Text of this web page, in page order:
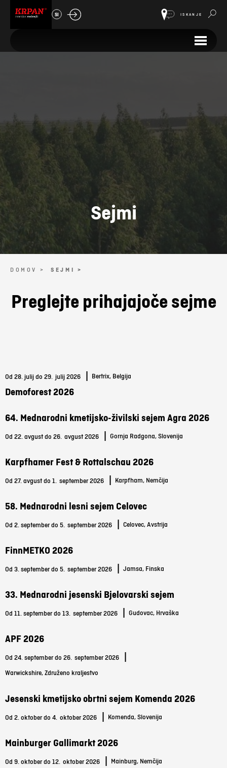
SI ISKANJE
Sejmi
DOMOV > SEJMI >
Preglejte prihajajoče sejme
Od 28. julij do 29. julij 2026 Bertrix, Belgija
Demoforest 2026
64. Mednarodni kmetijsko-živilski sejem Agra 2026
Od 22. avgust do 26. avgust 2026 Gornja Radgona, Slovenija
Karpfhamer Fest & Rottalschau 2026
Od 27. avgust do 1. september 2026 Karpfham, Nemčija
58. Mednarodni lesni sejem Celovec
Od 2. september do 5. september 2026 Celovec, Avstrija
FinnMETKO 2026
Od 3. september do 5. september 2026 Jamsa, Finska
33. Mednarodni jesenski Bjelovarski sejem
Od 11. september do 13. september 2026 Gudovac, Hrvaška
APF 2026
Od 24. september do 26. september 2026
Warwickshire, Združeno kraljestvo
Jesenski kmetijsko obrtni sejem Komenda 2026
Od 2. oktober do 4. oktober 2026 Komenda, Slovenija
Mainburger Gallimarkt 2026
Od 9. oktober do 12. oktober 2026 Mainburg, Nemčija